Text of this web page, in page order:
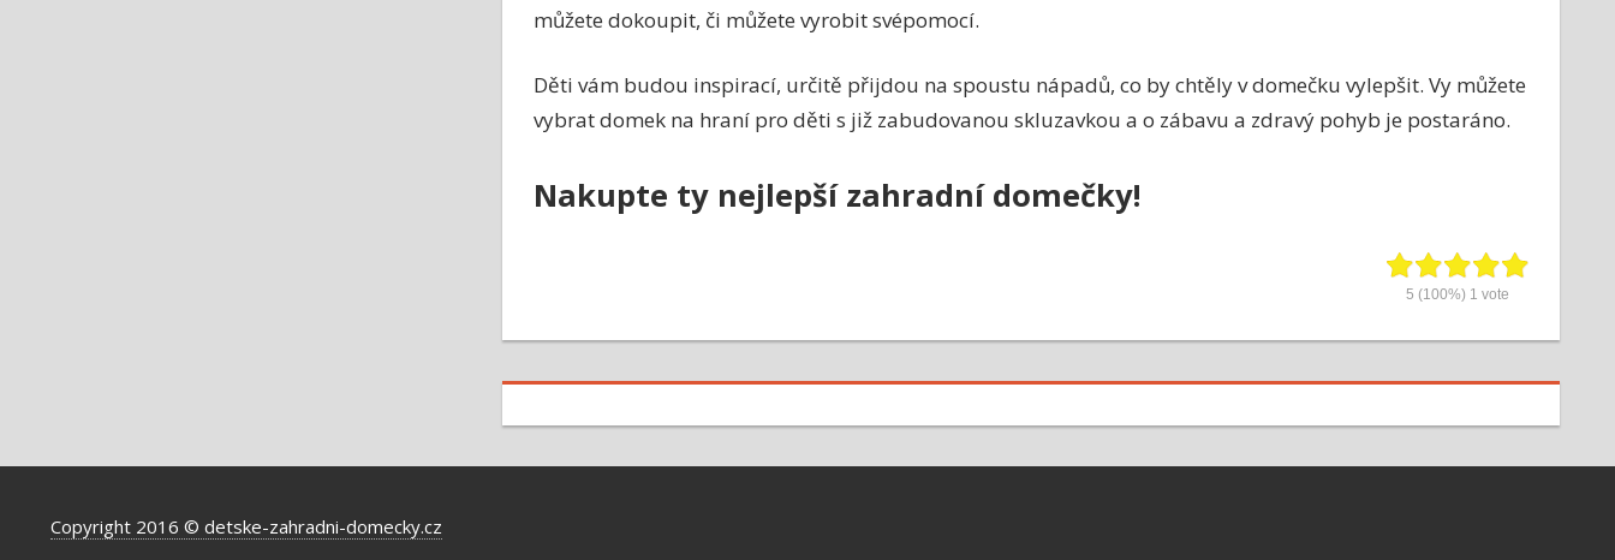
můžete dokoupit, či můžete vyrobit svépomocí.
Děti vám budou inspirací, určitě přijdou na spoustu nápadů, co by chtěly v domečku vylepšit. Vy můžete
vybrat domek na hraní pro děti s již zabudovanou skluzavkou a o zábavu a zdravý pohyb je postaráno.
Nakupte ty nejlepší zahradní domečky!
5 (100%) 1 vote
Copyright 2016 © detske-zahradni-domecky.cz